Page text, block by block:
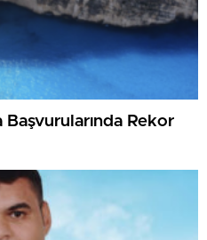
Rekor